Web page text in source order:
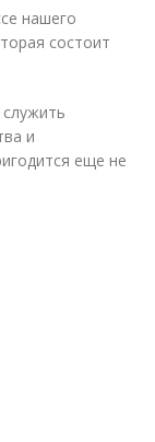
нашего
состоит
и
еще не